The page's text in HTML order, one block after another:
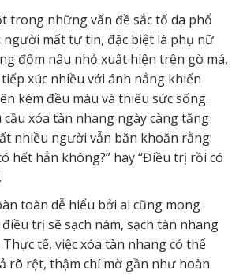
trong những vấn đề sắc tố da phổ
người mất tự tin, đặc biệt là phụ nữ
đốm nâu nhỏ xuất hiện trên gò má,
xúc nhiều với ánh nắng khiến
kém đều màu và thiếu sức sống.
cầu xóa tàn nhang ngày càng tăng
nhiều người vẫn băn khoăn rằng:
hết hẳn không?” hay “Điều trị rồi có
toàn dễ hiểu bởi ai cũng mong
trị sẽ sạch nám, sạch tàn nhang
tế, việcxóa tàn nhangcó thể
rõ rệt, thậm chí mờ gần như hoàn